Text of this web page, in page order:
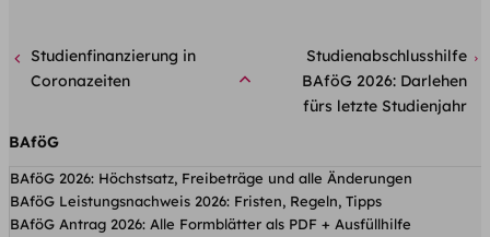
Studienfinanzierung in
Coronazeiten
Studienabschlusshilfe
BAföG 2026: Darlehen
fürs letzte Studienjahr
BAföG
BAföG 2026: Höchstsatz, Freibeträge und alle Änderungen
BAföG Leistungsnachweis 2026: Fristen, Regeln, Tipps
BAföG Antrag 2026: Alle Formblätter als PDF + Ausfüllhilfe